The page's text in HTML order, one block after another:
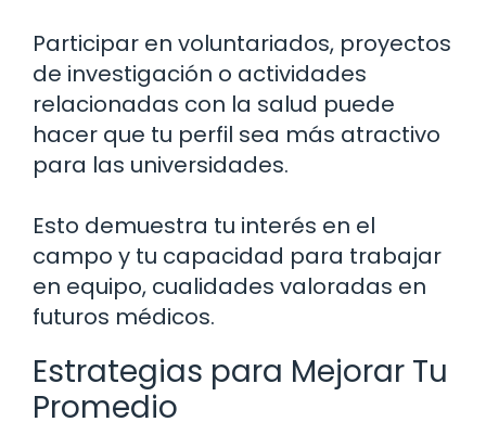
Participar en voluntariados, proyectos
de investigación o actividades
relacionadas con la salud puede
hacer que tu perfil sea más atractivo
para las universidades.
Esto demuestra tu interés en el
campo y tu capacidad para trabajar
en equipo, cualidades valoradas en
futuros médicos.
Estrategias para Mejorar Tu
Promedio